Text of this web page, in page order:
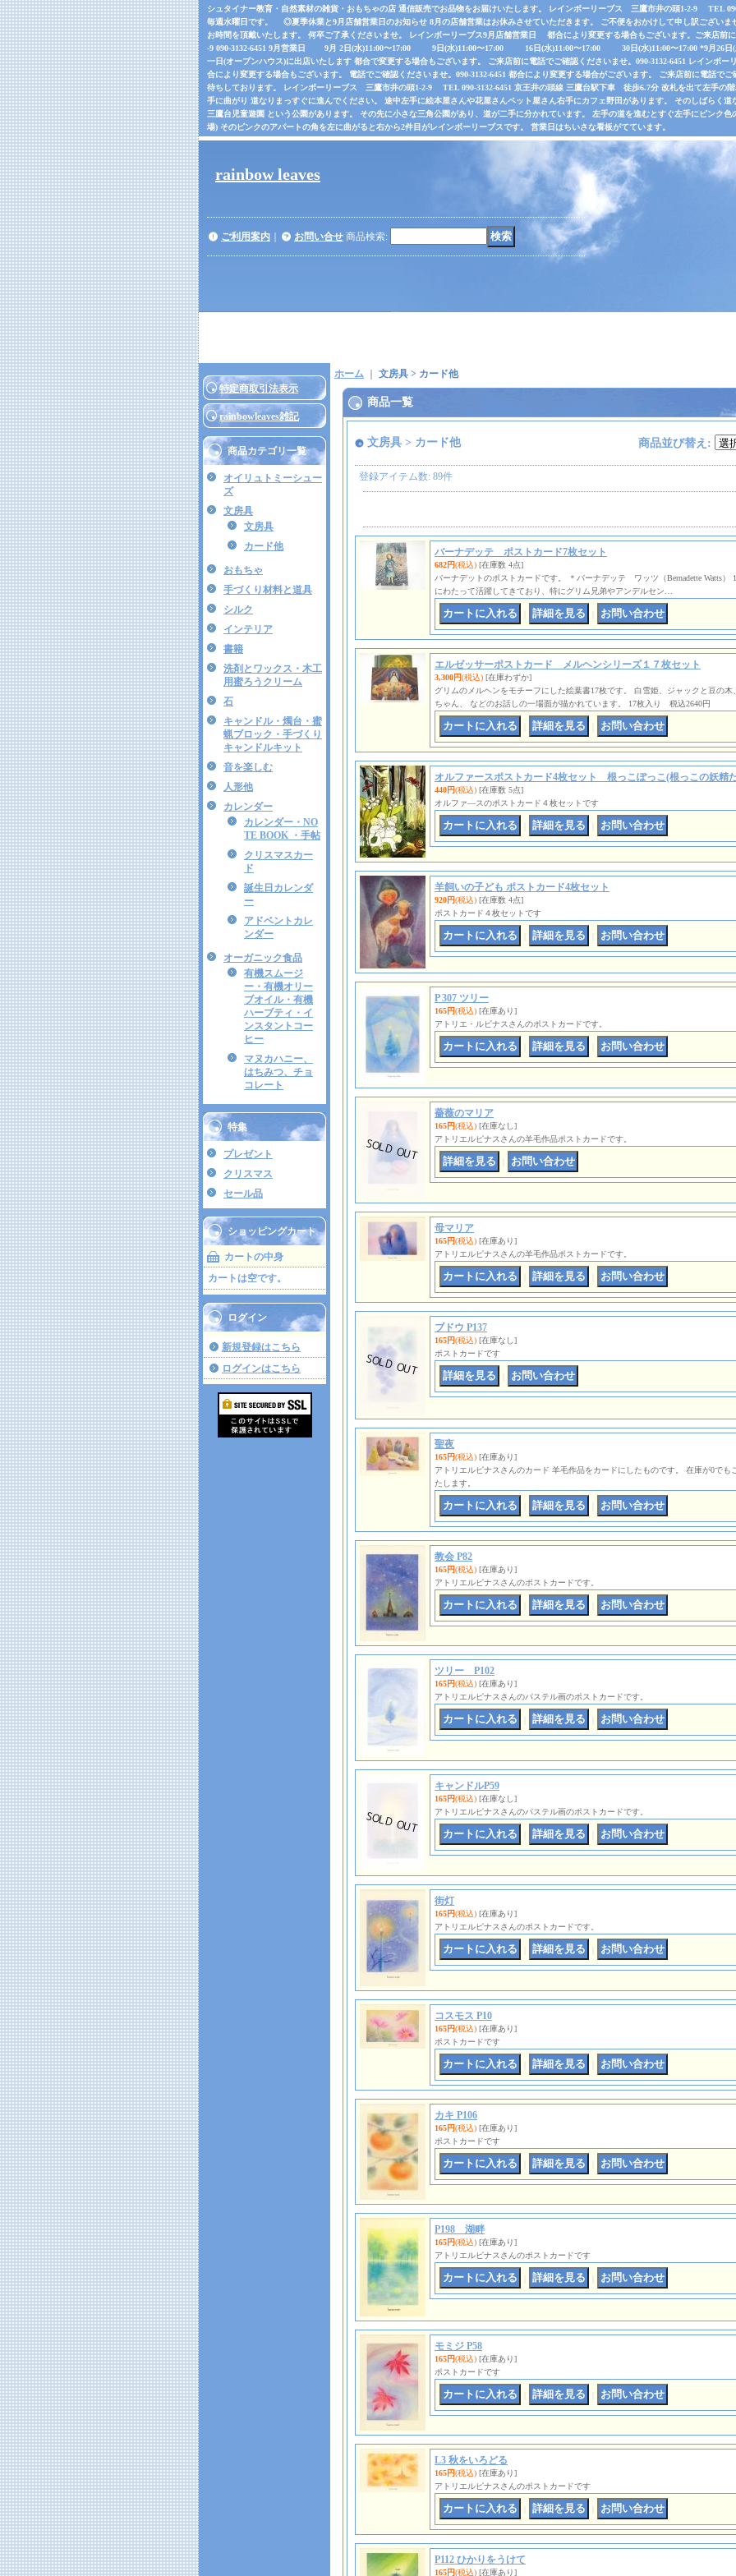
シュタイナー教育・自然素材の雑貨・おもちゃの店 通信販売でお品物をお届けいたします。 レインボーリーブス 三鷹市井の頭1-2-9 TEL
毎週水曜日です。 ◎夏季休業と9月店舗営業日のお知らせ 8月の店舗営業はお休みさせていただきます。 ご不便をおかけして申し訳ございま
お時間を頂戴いたします。 何卒ご了承くださいませ。 レインボーリーブス9月店舗営業日 都合により変更する場合もございます。ご来店前
-9 090-3132-6451 9月営業日 9月 2日(水)11:00〜17:00 9日(水)11:00〜17:00 16日(水)11:00〜17:00 30日(水)11:00〜17:00 *9月26日(
一日(オープンハウス)に出店いたします 都合で変更する場合もございます。 ご来店前に電話でご確認くださいませ。090-3132-6451 レインボ
合により変更する場合もございます。 電話でご確認くださいませ。090-3132-6451 都合により変更する場合がございます。 ご来店前に電話で
待ちしております。 レインボーリーブス 三鷹市井の頭1-2-9 TEL 090-3132-6451 京王井の頭線 三鷹台駅下車 徒歩6.7分 改札を出て左手の
手に曲がり 道なりまっすぐに進んでください。 途中左手に絵本屋さんや花屋さんペット屋さん右手にカフェ野田があります。 そのしばらく
三鷹台児童遊園 という公園があります。 その先に小さな三角公園があり、道が二手に分かれています。 左手の道を進むとすぐ左手にピンク
場) そのピンクのアパートの角を左に曲がると右から2件目がレインボーリーブスです。 営業日はちいさな看板がてています。
rainbow leaves
ご利用案内 お問い合せ 商品検索:
特定商取引法表示
rainbowleaves雑記
商品カテゴリ一覧
オイリュトミーシュー
ズ
文房具
文房具
カード他
おもちゃ
手づくり材料と道具
シルク
インテリア
書籍
洗剤とワックス・木工
用蜜ろうクリーム
石
キャンドル・燭台・蜜
蝋ブロック・手づくり
キャンドルキット
音を楽しむ
人形他
カレンダー
カレンダー・NO
TE BOOK ・手帖
クリスマスカー
ド
誕生日カレンダ
ー
アドベントカレ
ンダー
オーガニック食品
有機スムージ
ー・有機オリー
ブオイル・有機
ハーブティ・イ
ンスタントコー
ヒー
マヌカハニー、
はちみつ、チョ
コレート
特集
プレゼント
クリスマス
セール品
ショッピングカート
カートの中身
カートは空です。
ログイン
新規登録はこちら
ログインはこちら
ホーム 文房具 > カード他
商品一覧
文房具 > カード他 商品並び替え :
登録アイテム数: 89件
バーナデッテ ポストカード7枚セット
682円(税込) [在庫数 4点]
バーナデットのポストカードです。 ＊バーナデッテ ワッツ（Bernadette Watts）
にわたって活躍してきており、特にグリム兄弟やアンデルセン…
エルゼッサーポストカード メルヘンシリーズ１７枚セット
3,300円(税込) [在庫わずか]
グリムのメルヘンをモチーフにした絵葉書17枚です。 白雪姫、ジャックと豆の
ちゃん、 などのお話しの一場面が描かれています。 17枚入り 税込2640円
オルファースポストカード4枚セット 根っこぽっこ(根っこの妖精
440円(税込) [在庫数 5点]
オルファ―スのポストカード４枚セットです
羊飼いの子ども ポストカード4枚セット
920円(税込) [在庫数 4点]
ポストカード４枚セットです
P 307 ツリー
165円(税込) [在庫あり]
アトリエ・ルビナスさんのポストカードです。
薔薇のマリア
165円(税込) [在庫なし]
アトリエルピナスさんの羊毛作品ポストカードです。
母マリア
165円(税込) [在庫あり]
アトリエルピナスさんの羊毛作品ポストカードです。
ブドウ P137
165円(税込) [在庫なし]
ポストカードです
聖夜
165円(税込) [在庫あり]
アトリエルピナスさんのカード 羊毛作品をカードにしたものです。 在庫が0でも
たします。
教会 P82
165円(税込) [在庫あり]
アトリエルピナスさんのポストカードです。
ツリー P102
165円(税込) [在庫あり]
アトリエルピナスさんのパステル画のポストカードです。
キャンドルP59
165円(税込) [在庫なし]
アトリエルピナスさんのパステル画のポストカードです。
街灯
165円(税込) [在庫あり]
アトリエルピナスさんのポストカードです。
コスモス P10
165円(税込) [在庫あり]
ポストカードです
カキ P106
165円(税込) [在庫あり]
ポストカードです
P198 湖畔
165円(税込) [在庫あり]
アトリエルピナスさんのポストカードです
モミジ P58
165円(税込) [在庫あり]
ポストカードです
L3 秋をいろどる
165円(税込) [在庫あり]
アトリエルピナスさんのポストカードです
P112 ひかりをうけて
165円(税込) [在庫あり]